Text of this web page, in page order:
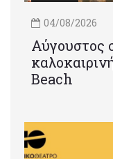
04/08/2026
Αύγουστος
Beach